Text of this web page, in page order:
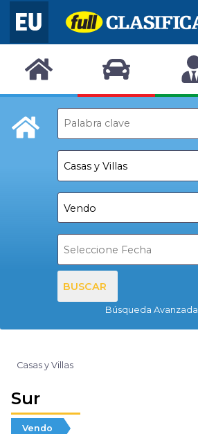
BUSCAR
Búsqueda Avanzada
Casas y Villas
Sur
Vendo